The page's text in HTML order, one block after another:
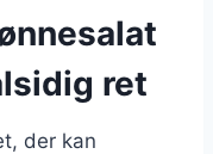
ret
der kan